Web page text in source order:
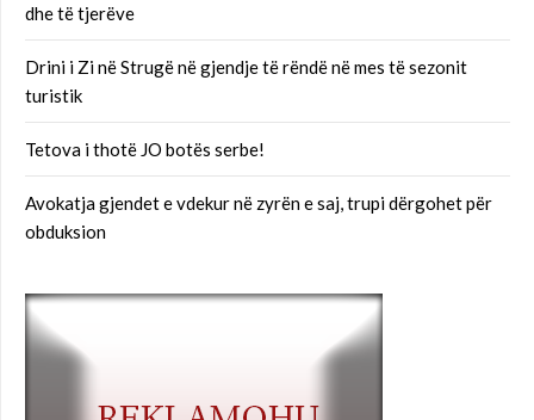
dhe të tjerëve
Drini i Zi në Strugë në gjendje të rëndë në mes të sezonit
turistik
Tetova i thotë JO botës serbe!
Avokatja gjendet e vdekur në zyrën e saj, trupi dërgohet për
obduksion